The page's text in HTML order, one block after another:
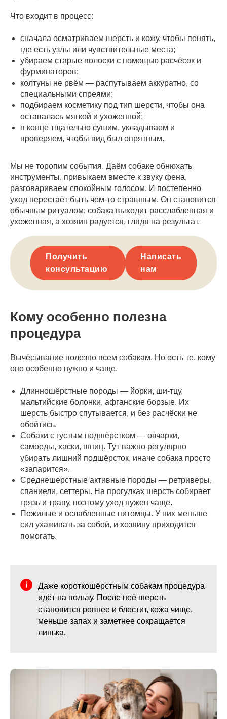
Что входит в процесс:
сначала осматриваем шерсть и кожу, чтобы понять,
где есть узлы или чувствительные места;
убираем старые волоски с помощью расчёсок и
фурминаторов;
колтуны не рвём — распутываем аккуратно, со
специальными спреями;
подбираем косметику под тип шерсти, чтобы она
оставалась мягкой и ухоженной;
в конце тщательно сушим, укладываем и
проверяем, чтобы вид был опрятным.
Мы не торопим события. Даём собаке обнюхать
инструменты, привыкаем вместе к звуку фена,
разговариваем спокойным голосом. И постепенно
уход перестаёт быть чем-то страшным. Он становится
обычным ритуалом: собака выходит расслабленная и
ухоженная, а хозяин радуется, глядя на результат.
Получить
консультацию
Написать
нам
Кому особенно полезна
процедура
Вычёсывание полезно всем собакам. Но есть те, кому
оно особенно нужно и чаще.
Длинношёрстные породы — йорки, ши-тцу,
мальтийские болонки, афганские борзые. Их
шерсть быстро спутывается, и без расчёски не
обойтись.
Собаки с густым подшёрстком — овчарки,
самоеды, хаски, шпиц. Тут важно регулярно
убирать лишний подшёрсток, иначе собака просто
«запарится».
Среднешерстные активные породы — ретриверы,
спаниели, сеттеры. На прогулках шерсть собирает
грязь и траву, поэтому уход нужен чаще.
Пожилые и ослабленные питомцы. У них меньше
сил ухаживать за собой, и хозяину приходится
помогать.
Даже короткошёрстным собакам процедура
идёт на пользу. После неё шерсть
становится ровнее и блестит, кожа чище,
меньше запах и заметнее сокращается
линька.